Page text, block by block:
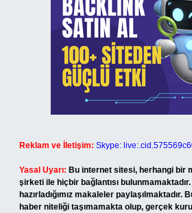
Reklam ve İletişim: Skype:
Yasal Uyarı: Bu internet sitesi, herhangi bir
şirketi ile hiçbir bağlantısı
hazırladığımız makaleler
haber niteliği taşımamakta olup, gerçek